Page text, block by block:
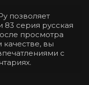
позволяет
83 серия русская
просмотра
вы
с